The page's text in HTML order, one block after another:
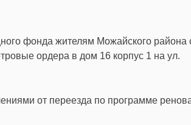
фонда жителям Можайского района
ордера в дом 16 корпус 1 на ул.